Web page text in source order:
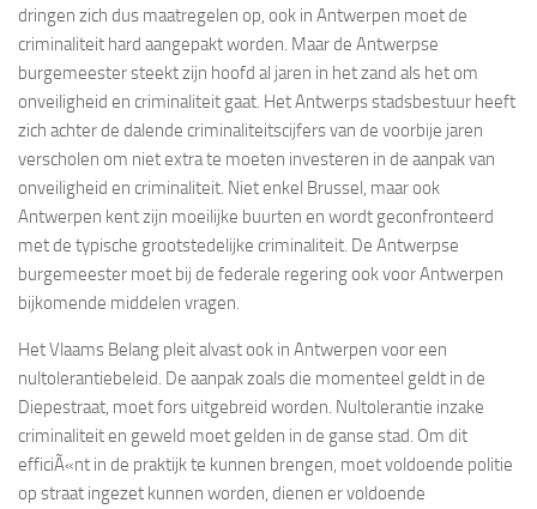
dringen zich dus maatregelen op, ook in Antwerpen moet de
criminaliteit hard aangepakt worden. Maar de Antwerpse
burgemeester steekt zijn hoofd al jaren in het zand als het om
onveiligheid en criminaliteit gaat. Het Antwerps stadsbestuur heeft
zich achter de dalende criminaliteitscijfers van de voorbije jaren
verscholen om niet extra te moeten investeren in de aanpak van
onveiligheid en criminaliteit. Niet enkel Brussel, maar ook
Antwerpen kent zijn moeilijke buurten en wordt geconfronteerd
met de typische grootstedelijke criminaliteit. De Antwerpse
burgemeester moet bij de federale regering ook voor Antwerpen
bijkomende middelen vragen.
Het Vlaams Belang pleit alvast ook in Antwerpen voor een
nultolerantiebeleid. De aanpak zoals die momenteel geldt in de
Diepestraat, moet fors uitgebreid worden. Nultolerantie inzake
criminaliteit en geweld moet gelden in de ganse stad. Om dit
efficiÃ«nt in de praktijk te kunnen brengen, moet voldoende politie
op straat ingezet kunnen worden, dienen er voldoende